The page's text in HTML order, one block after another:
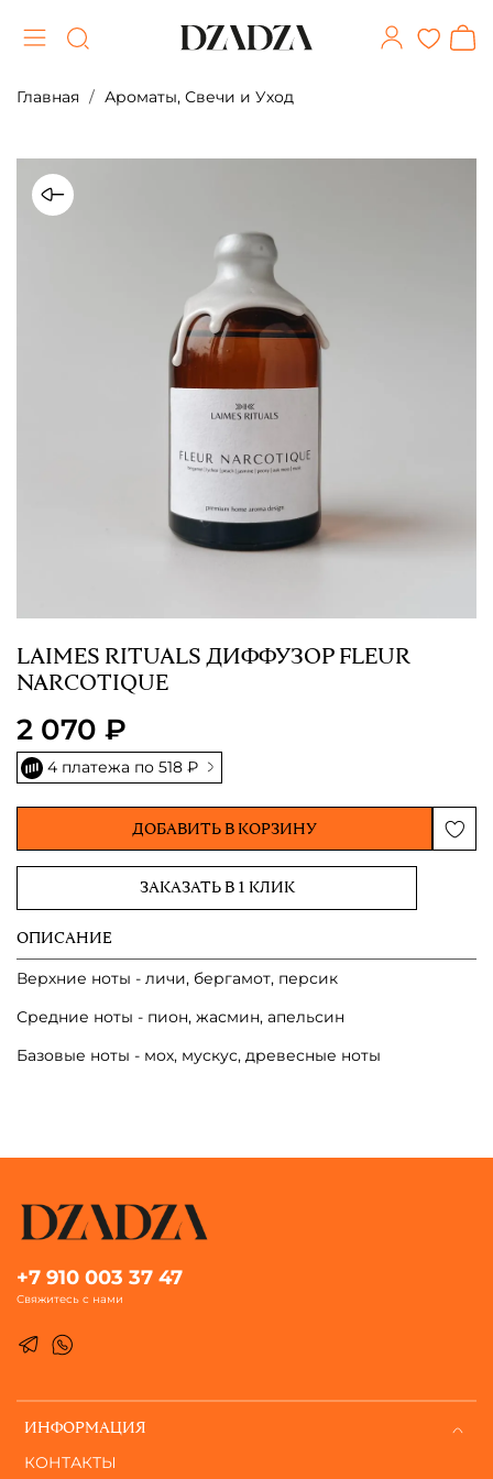
Главная Ароматы, Свечи и Уход
LAIMES RITUALS ДИФФУЗОР FLEUR
NARCOTIQUE
2 070 ₽
4 платежа по 518 ₽
ДОБАВИТЬ В КОРЗИНУ
ЗАКАЗАТЬ В 1 КЛИК
ОПИСАНИЕ
Верхние ноты - личи, бергамот, персик
Средние ноты - пион, жасмин, апельсин
Базовые ноты - мох, мускус, древесные ноты
ИНФОРМАЦИЯ
КОНТАКТЫ
+7 910 003 37 47
Свяжитесь с нами